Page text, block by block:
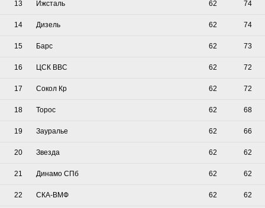
13 Ижсталь 62 74
14 Дизель 62 74
15 Барс 62 73
16 ЦСК ВВС 62 72
17 Сокол Кр 62 72
18 Торос 62 68
19 Зауралье 62 66
20 Звезда 62 62
21 Динамо СПб 62 62
22 СКА-ВМФ 62 62